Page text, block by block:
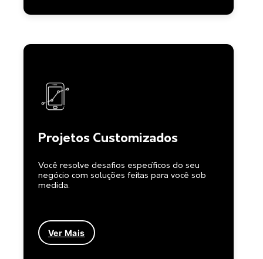
Projetos Customizados
Você resolve desafios específicos do seu
negócio com soluções feitas para você sob
medida.
Ver Mais